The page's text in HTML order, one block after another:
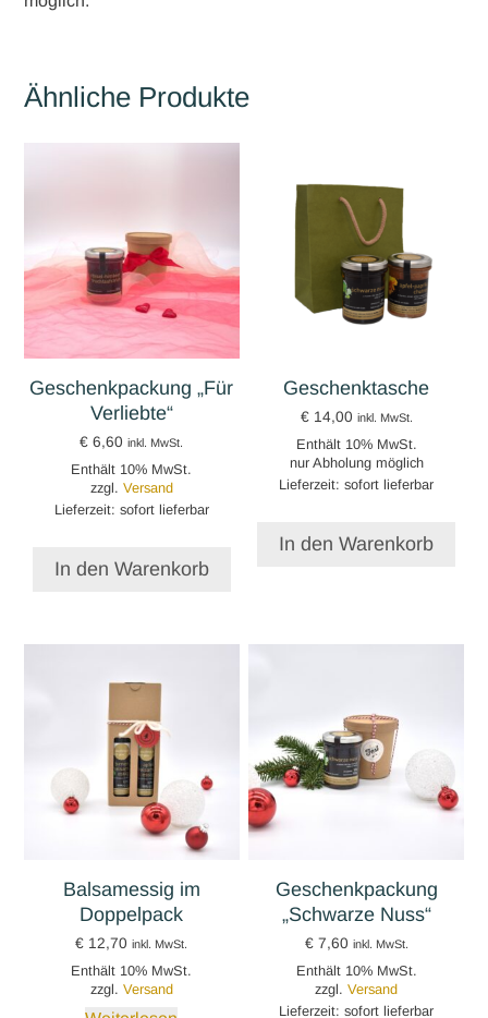
Ähnliche Produkte
Geschenkpackung „Für
Verliebte“
€ 6,60 inkl. MwSt.
Enthält 10% MwSt.
zzgl. Versand
Lieferzeit: sofort lieferbar
In den Warenkorb
Geschenktasche
€14,00 inkl. MwSt.
Enthält 10% MwSt.
nur Abholung möglich
Lieferzeit: sofort lieferbar
In den Warenkorb
Balsamessig im
Doppelpack
€ 12,70 inkl. MwSt.
Enthält 10% MwSt.
zzgl. Versand
Geschenkpackung
„Schwarze Nuss“
€7,60 inkl. MwSt.
Enthält 10% MwSt.
zzgl.Versand
Lieferzeit: sofort lieferbar